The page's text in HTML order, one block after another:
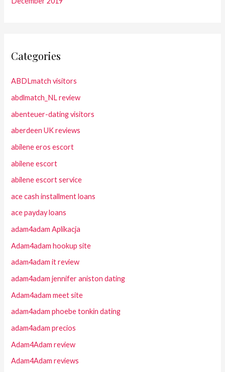
Categories
ABDLmatch visitors
abdlmatch_NL review
abenteuer-dating visitors
aberdeen UK reviews
abilene eros escort
abilene escort
abilene escort service
ace cash installment loans
ace payday loans
adam4adam Aplikacja
Adam4adam hookup site
adam4adam it review
adam4adam jennifer aniston dating
Adam4adam meet site
adam4adam phoebe tonkin dating
adam4adam precios
Adam4Adam review
Adam4Adam reviews